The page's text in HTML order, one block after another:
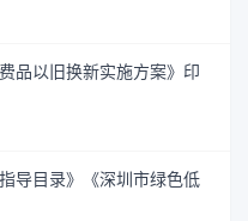
品以旧换新实施方案》印
导目录》《深圳市绿色低